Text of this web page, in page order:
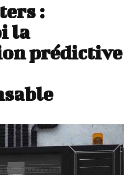
:
la
prédictive